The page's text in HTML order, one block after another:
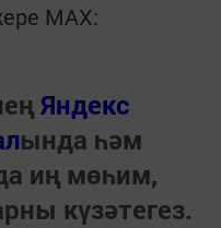
MАХ:
Яндекс
ында һәм
иң мөһим,
күзәтегез.